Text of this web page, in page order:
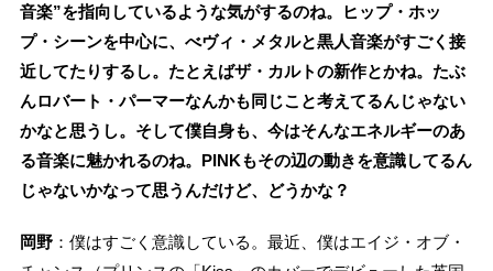
音楽”を指向しているような気がするのね。ヒップ・ホッ
プ・シーンを中心に、べヴィ・メタルと黒人音楽がすごく接
近してたりするし。たとえばザ・カルトの新作とかね。たぶ
んロバート・パーマーなんかも同じこと考えてるんじゃない
かなと思うし。そして僕自身も、今はそんなエネルギーのあ
る音楽に魅かれるのね。PINKもその辺の動きを意識してるん
じゃないかなって思うんだけど、どうかな？
岡野 ：僕はすごく意識している。最近、僕はエイジ・オブ・